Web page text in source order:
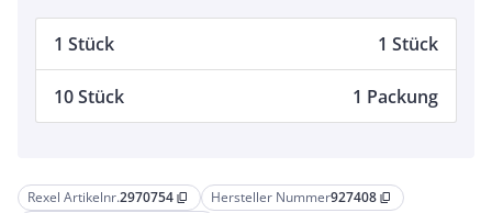
Rexel Artikelnr.2970754 content_copy Hersteller Nummer927408 content_copy
1 Stück 1 Stück
10 Stück 1 Packung